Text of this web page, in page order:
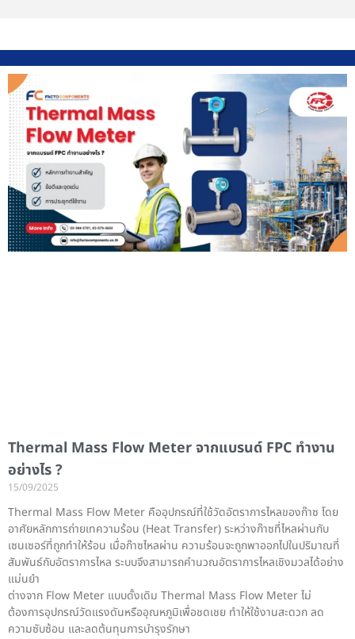
Thermal Mass Flow Meter จากแบรนด์ FPC ทำงาน
อย่างไร ?
15/09/2025
Thermal Mass Flow Meter คืออุปกรณ์ที่ใช้วัดอัตราการไหลของก๊าซ โดย
อาศัยหลักการถ่ายเทความร้อน (Heat Transfer) ระหว่างก๊าซที่ไหลผ่านกับ
เซนเซอร์ที่ถูกทำให้ร้อน เมื่อก๊าซไหลผ่าน ความร้อนจะถูกพาออกไปในปริมาณที่
สัมพันธ์กับอัตราการไหล ระบบจึงสามารถคำนวณอัตราการไหลเชิงมวลได้อย่าง
แม่นยำ
ต่างจาก Flow Meter แบบดั้งเดิม Thermal Mass Flow Meter ไม่
ต้องการอุปกรณ์วัดแรงดันหรืออุณหภูมิเพื่อชดเชย ทำให้ใช้งานสะดวก ลด
ความซับซ้อน และลดต้นทุนการบำรุงรักษา